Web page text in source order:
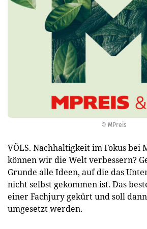
© MPreis
VÖLS. Nachhaltigkeit im Fokus bei
können wir die Welt verbessern?
Grunde alle Ideen, auf die das
nicht selbst gekommen ist. Das
einer Fachjury gekürt und soll
umgesetzt werden.